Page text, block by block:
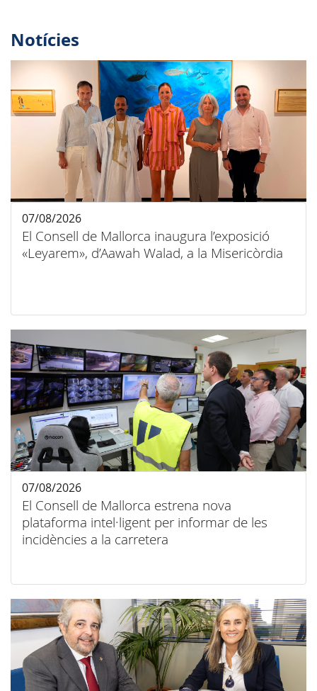
Notícies
El Consell de Mallorca inaugura l’exposició
«Leyarem», d’Aawah Walad, a la Misericòrdia
07/08/2026
El Consell de Mallorca estrena nova
plataforma intel·ligent per informar de les
incidències a la carretera
07/08/2026